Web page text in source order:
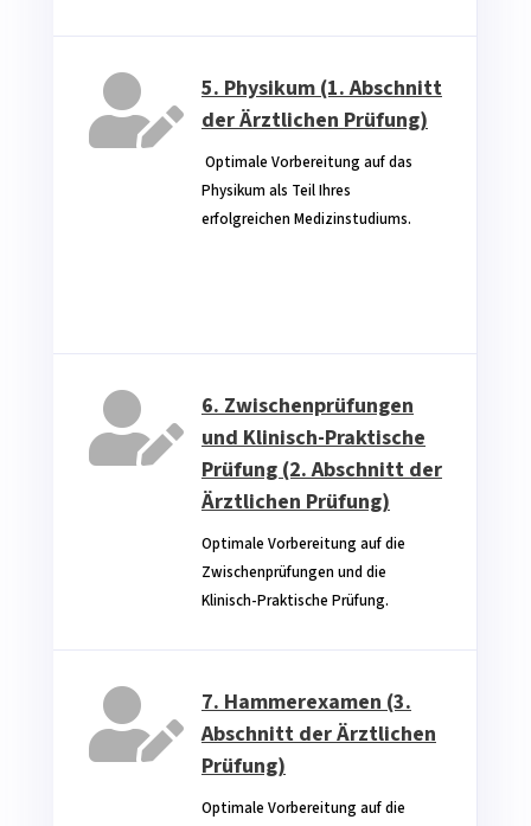

5. Physikum (1. Abschnitt
der Ärztlichen Prüfung)
‎ Optimale Vorbereitung auf das
Physikum als Teil Ihres
erfolgreichen Medizinstudiums.‎ ‎ ‎ ‎ ‎ ‎ ‎ ‎ ‎

6. Zwischenprüfungen
und Klinisch-Praktische
Prüfung (2. Abschnitt der
Ärztlichen Prüfung)
Optimale Vorbereitung auf die
Zwischenprüfungen und die
Klinisch-Praktische Prüfung.

7. Hammerexamen (3.
Abschnitt der Ärztlichen
Prüfung)
Optimale Vorbereitung auf die